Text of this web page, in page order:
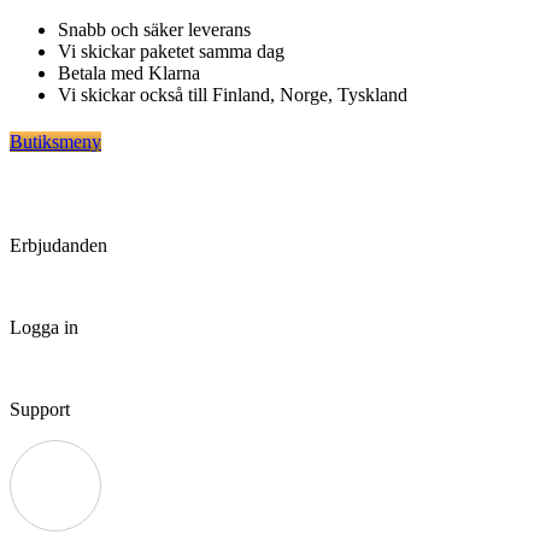
Hoppa
innehåll
Snabb och säker leverans
Vi skickar paketet samma dag
Betala med Klarna
Vi skickar också till Finland, Norge, Tyskland
Butiksmeny
Erbjudanden
Logga in
Support